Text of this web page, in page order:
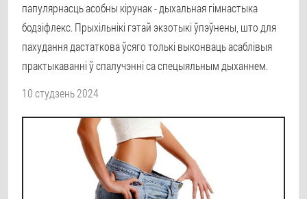
папулярнасць асобны кірунак - дыхальная гімнастыка
бодзіфлекс. Прыхільнікі гэтай экзотыкі ўпэўнены, што для
пахудання дастаткова ўсяго толькі выконваць асаблівыя
практыкаванні ў спалучэнні са спецыяльным дыханнем.
10 студзень 2024